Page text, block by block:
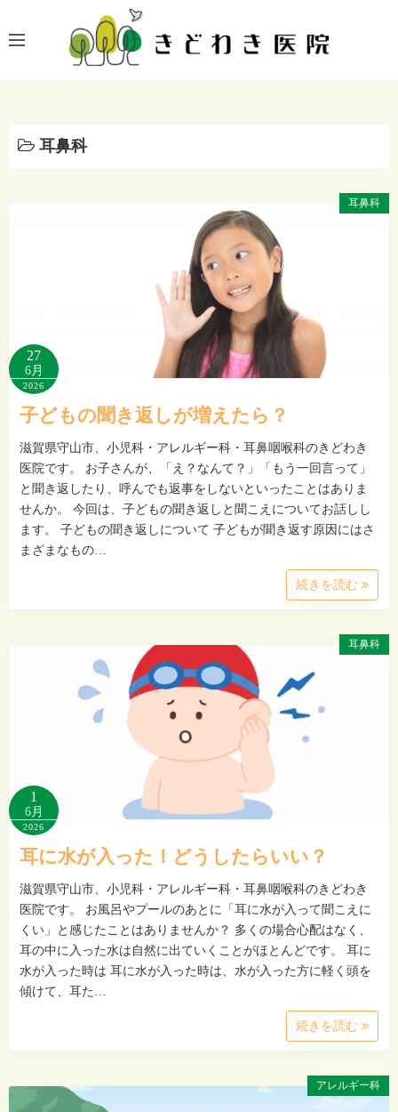
ン
耳鼻科
耳鼻科
27
6月
2026
子どもの聞き返しが増えたら？
滋賀県守山市、小児科・アレルギー科・耳鼻咽喉科のきどわき
医院です。 お子さんが、「え？なんて？」「もう一回言って」
と聞き返したり、呼んでも返事をしないといったことはありま
せんか。 今回は、子どもの聞き返しと聞こえについてお話しし
ます。 子どもの聞き返しについて 子どもが聞き返す原因にはさ
まざまなもの…
続きを読む
耳鼻科
1
6月
2026
耳に水が入った！どうしたらいい？
滋賀県守山市、小児科・アレルギー科・耳鼻咽喉科のきどわき
医院です。 お風呂やプールのあとに「耳に水が入って聞こえに
くい」と感じたことはありませんか？ 多くの場合心配はなく、
耳の中に入った水は自然に出ていくことがほとんどです。 耳に
水が入った時は 耳に水が入った時は、水が入った方に軽く頭を
傾けて、耳た…
続きを読む
アレルギー科